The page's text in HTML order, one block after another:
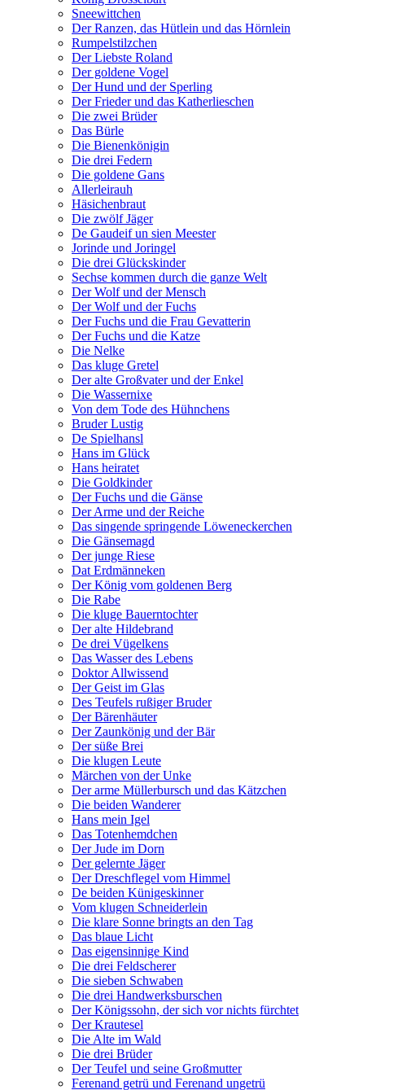
Sneewittchen
Der Ranzen, das Hütlein und das Hörnlein
Rumpelstilzchen
Der Liebste Roland
Der goldene Vogel
Der Hund und der Sperling
Der Frieder und das Katherlieschen
Die zwei Brüder
Das Bürle
Die Bienenkönigin
Die drei Federn
Die goldene Gans
Allerleirauh
Häsichenbraut
Die zwölf Jäger
De Gaudeif un sien Meester
Jorinde und Joringel
Die drei Glückskinder
Sechse kommen durch die ganze Welt
Der Wolf und der Mensch
Der Wolf und der Fuchs
Der Fuchs und die Frau Gevatterin
Der Fuchs und die Katze
Die Nelke
Das kluge Gretel
Der alte Großvater und der Enkel
Die Wassernixe
Von dem Tode des Hühnchens
Bruder Lustig
De Spielhansl
Hans im Glück
Hans heiratet
Die Goldkinder
Der Fuchs und die Gänse
Der Arme und der Reiche
Das singende springende Löweneckerchen
Die Gänsemagd
Der junge Riese
Dat Erdmänneken
Der König vom goldenen Berg
Die Rabe
Die kluge Bauerntochter
Der alte Hildebrand
De drei Vügelkens
Das Wasser des Lebens
Doktor Allwissend
Der Geist im Glas
Des Teufels rußiger Bruder
Der Bärenhäuter
Der Zaunkönig und der Bär
Der süße Brei
Die klugen Leute
Märchen von der Unke
Der arme Müllerbursch und das Kätzchen
Die beiden Wanderer
Hans mein Igel
Das Totenhemdchen
Der Jude im Dorn
Der gelernte Jäger
Der Dreschflegel vom Himmel
De beiden Künigeskinner
Vom klugen Schneiderlein
Die klare Sonne bringts an den Tag
Das blaue Licht
Das eigensinnige Kind
Die drei Feldscherer
Die sieben Schwaben
Die drei Handwerksburschen
Der Königssohn, der sich vor nichts fürchtet
Der Krautesel
Die Alte im Wald
Die drei Brüder
Der Teufel und seine Großmutter
Ferenand getrü und Ferenand ungetrü